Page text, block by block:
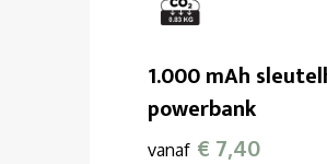
1.000 mAh
powerbank
vanaf € 7,40